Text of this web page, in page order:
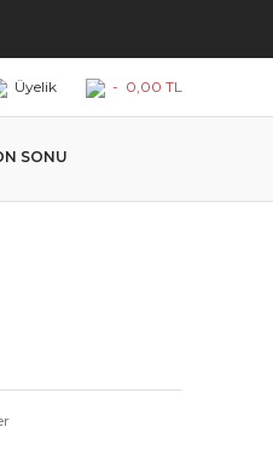
Üyelik - 0,00 TL
SONU